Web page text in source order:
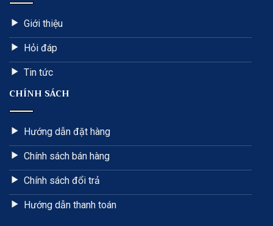
Giới thiệu
Hỏi đáp
Tin tức
CHÍNH SÁCH
Hướng dẫn đặt hàng
Chính sách bán hàng
Chính sách đổi trả
Hướng dẫn thanh toán